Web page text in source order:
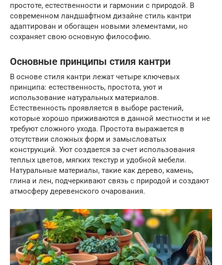
простоте, естественности и гармонии с природой. В
современном ландшафтном дизайне стиль кантри
адаптирован и обогащен новыми элементами, но
сохраняет свою основную философию.
Основные принципы стиля кантри
В основе стиля кантри лежат четыре ключевых
принципа: естественность, простота, уют и
использование натуральных материалов.
Естественность проявляется в выборе растений,
которые хорошо приживаются в данной местности и не
требуют сложного ухода. Простота выражается в
отсутствии сложных форм и замысловатых
конструкций. Уют создается за счет использования
теплых цветов, мягких текстур и удобной мебели.
Натуральные материалы, такие как дерево, камень,
глина и лен, подчеркивают связь с природой и создают
атмосферу деревенского очарования.